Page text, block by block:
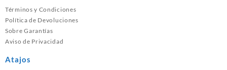
Términos y Condiciones
Política de Devoluciones
Sobre Garantías
Aviso de Privacidad
Atajos